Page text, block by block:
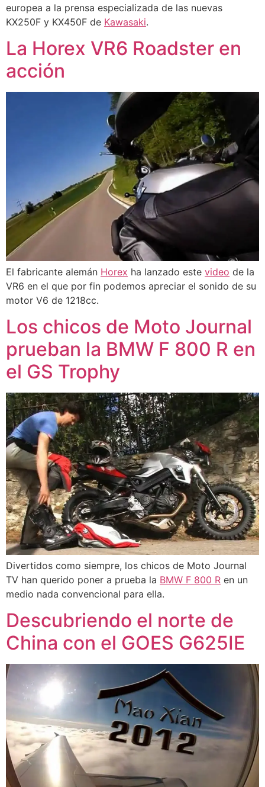
europea a la prensa especializada de las nuevas
KX250F y KX450F de Kawasaki.
La Horex VR6 Roadster en
acción
El fabricante alemán Horex ha lanzado este video de la
VR6 en el que por fin podemos apreciar el sonido de su
motor V6 de 1218cc.
Los chicos de Moto Journal
prueban la BMW F 800 R en
el GS Trophy
Divertidos como siempre, los chicos de Moto Journal
TV han querido poner a prueba la BMW F 800 R en un
medio nada convencional para ella.
Descubriendo el norte de
China con el GOES G625IE